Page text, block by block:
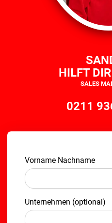
Vorname Nachname
Unternehmen (optional)
HILFT
SALES
0211